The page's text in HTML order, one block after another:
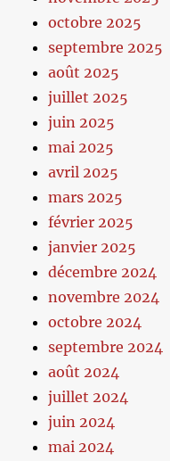
octobre 2025
septembre 2025
août 2025
juillet 2025
juin 2025
mai 2025
avril 2025
mars 2025
février 2025
janvier 2025
décembre 2024
novembre 2024
octobre 2024
septembre 2024
août 2024
juillet 2024
juin 2024
mai 2024